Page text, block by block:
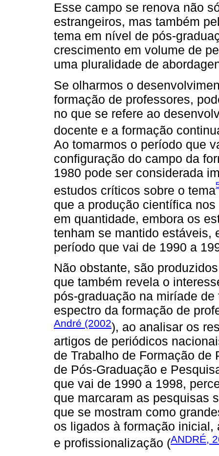
Esse campo se renova não
estrangeiros, mas também
tema em nível de pós-
crescimento em volume de
uma pluralidade de
Se olharmos o
formação de professores,
no que se refere ao
docente e a formação
Ao tomarmos o período que
configuração do campo da
1980 pode ser considerada
estudos críticos sobre o tema
que a produção científica
em quantidade, embora os
tenham se mantido estáveis,
período que vai de 1990 a
Não obstante, são
que também revela o
pós-graduação na miríade
espectro da formação de
André (2002), ao analisar os
artigos de periódicos
de Trabalho de Formação
de Pós-Graduação e
que vai de 1990 a 1998,
que marcaram as pesquisas
que se mostram como
os ligados à formação
e profissionalização (ANDRÉ,